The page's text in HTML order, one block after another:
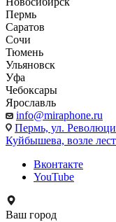
Пермь
Саратов
Сочи
Тюмень
Ульяновск
Уфа
Чебоксары
Ярославль
info@miraphone.ru
Пермь, ул.
Куйбышева, возле
Вконтакте
YouTube
Ваш город